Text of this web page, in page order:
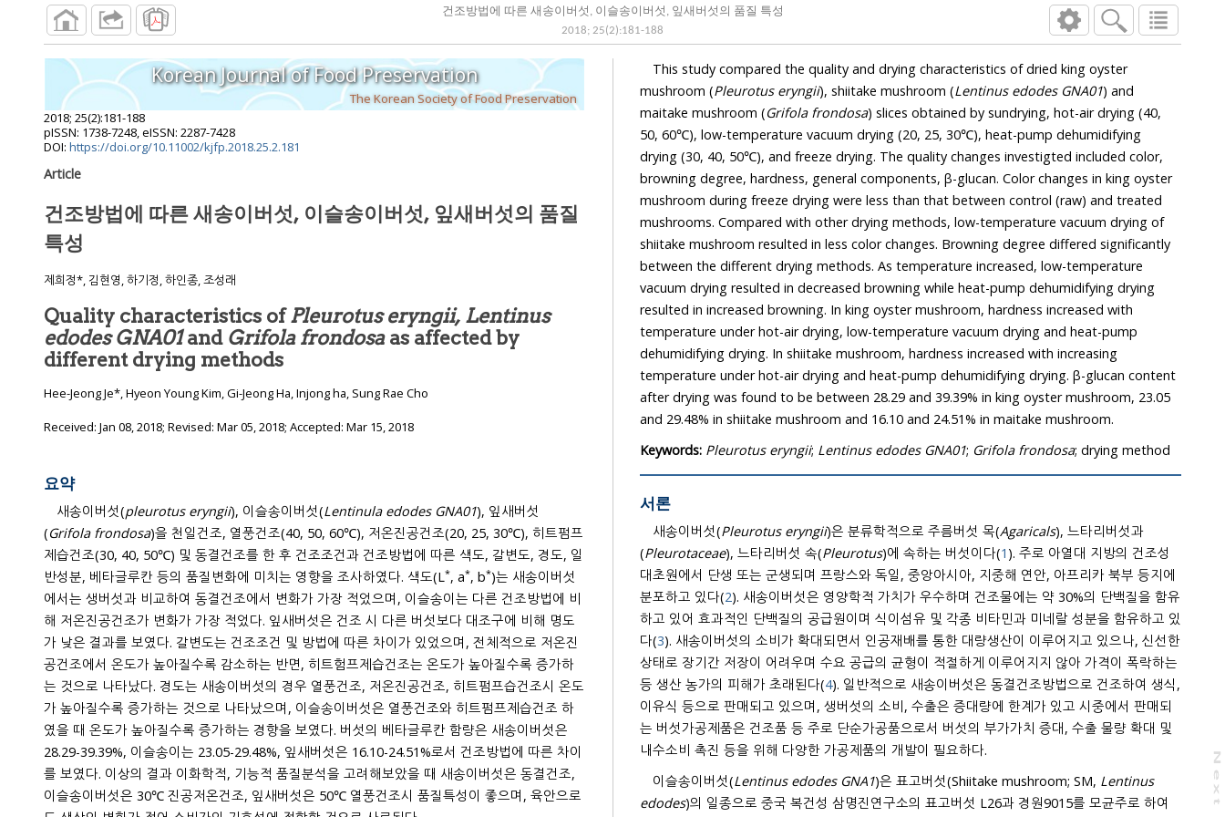
건조방법에 따른 새송이버섯, 이슬송이버섯, 잎새버섯의 품질 특성
2018; 25(2):181-188
N
e
x
t
a
g
Korean Journal of Food Preservation
The Korean Society of Food Preservation
2018; 25(2):181-188
pISSN: 1738-7248, eISSN: 2287-7428
DOI: https://doi.org/10.11002/kjfp.2018.25.2.181
Article
건조방법에 따른 새송이버섯, 이슬송이버섯, 잎새버섯의 품질
특성
제희정*, 김현영, 하기정, 하인종, 조성래
Quality characteristics ofPleurotus eryngii, Lentinus
edodes GNA01and Grifola frondosaas affected by
different drying methods
Hee-Jeong Je*, Hyeon Young Kim, Gi-Jeong Ha, Injong ha, Sung Rae Cho
Received: Jan 08, 2018; Revised: Mar 05, 2018; Accepted: Mar 15, 2018
요약
새송이버섯(pleurotus eryngii), 이슬송이버섯(Lentinula edodes GNA01), 잎새버섯
(Grifola frondosa)을 천일건조, 열풍건조(40, 50, 60℃), 저온진공건조(20, 25, 30℃), 히트펌프
제습건조(30, 40, 50℃) 및 동결건조를 한 후 건조조건과 건조방법에 따른 색도, 갈변도, 경도, 일
반성분, 베타글루칸 등의 품질변화에 미치는 영향을 조사하였다. 색도(L*, a*, b*)는 새송이버섯
에서는 생버섯과 비교하여 동결건조에서 변화가 가장 적었으며, 이슬송이는 다른 건조방법에 비
해 저온진공건조가 변화가 가장 적었다. 잎새버섯은 건조 시 다른 버섯보다 대조구에 비해 명도
가 낮은 결과를 보였다. 갈변도는 건조조건 및 방법에 따른 차이가 있었으며, 전체적으로 저온진
공건조에서 온도가 높아질수록 감소하는 반면, 히트험프제습건조는 온도가 높아질수록 증가하
는 것으로 나타났다. 경도는 새송이버섯의 경우 열풍건조, 저온진공건조, 히트펌프습건조시 온도
가 높아질수록 증가하는 것으로 나타났으며, 이슬송이버섯은 열풍건조와 히트펌프제습건조 하
였을 때 온도가 높아질수록 증가하는 경향을 보였다. 버섯의 베타글루칸 함량은 새송이버섯은
28.29-39.39%, 이슬송이는 23.05-29.48%, 잎새버섯은 16.10-24.51%로서 건조방법에 따른 차이
를 보였다. 이상의 결과 이화학적, 기능적 품질분석을 고려해보았을 때 새송이버섯은 동결건조,
이슬송이버섯은 30℃ 진공저온건조, 잎새버섯은 50℃ 열풍건조시 품질특성이 좋으며, 육안으로
This study compared the quality and drying characteristics of dried king oyster
mushroom (Pleurotus eryngii), shiitake mushroom (Lentinus edodes GNA01) and
maitake mushroom (Grifola frondosa) slices obtained by sundrying, hot-air drying (40,
50, 60℃), low-temperature vacuum drying (20, 25, 30℃), heat-pump dehumidifying
drying (30, 40, 50℃), and freeze drying. The quality changes investigted included color,
browning degree, hardness, general components, β-glucan. Color changes in king oyster
mushroom during freeze drying were less than that between control (raw) and treated
mushrooms. Compared with other drying methods, low-temperature vacuum drying of
shiitake mushroom resulted in less color changes. Browning degree differed significantly
between the different drying methods. As temperature increased, low-temperature
vacuum drying resulted in decreased browning while heat-pump dehumidifying drying
resulted in increased browning. In king oyster mushroom, hardness increased with
temperature under hot-air drying, low-temperature vacuum drying and heat-pump
dehumidifying drying. In shiitake mushroom, hardness increased with increasing
temperature under hot-air drying and heat-pump dehumidifying drying. β-glucan content
after drying was found to be between 28.29 and 39.39% in king oyster mushroom, 23.05
and 29.48% in shiitake mushroom and 16.10 and 24.51% in maitake mushroom.
Keywords: Pleurotus eryngii; Lentinus edodes GNA01; Grifola frondosa; drying method
서론
새송이버섯(Pleurotus eryngii)은 분류학적으로 주름버섯 목(Agaricals), 느타리버섯과
(Pleurotaceae), 느타리버섯 속(Pleurotus)에 속하는 버섯이다(1 ). 주로 아열대 지방의 건조성
대초원에서 단생 또는 군생되며 프랑스와 독일, 중앙아시아, 지중해 연안, 아프리카 북부 등지에
분포하고 있다(2). 새송이버섯은 영양학적 가치가 우수하며 건조물에는 약 30%의 단백질을 함유
하고 있어 효과적인 단백질의 공급원이며 식이섬유 및 각종 비타민과 미네랄 성분을 함유하고 있
다(3). 새송이버섯의 소비가 확대되면서 인공재배를 통한 대량생산이 이루어지고 있으나, 신선한
상태로 장기간 저장이 어려우며 수요 공급의 균형이 적절하게 이루어지지 않아 가격이 폭락하는
등 생산 농가의 피해가 초래된다(4). 일반적으로 새송이버섯은 동결건조방법으로 건조하여 생식,
이유식 등으로 판매되고 있으며, 생버섯의 소비, 수출은 증대량에 한계가 있고 시중에서 판매되
는 버섯가공제품은 건조품 등 주로 단순가공품으로서 버섯의 부가가치 증대, 수출 물량 확대 및
내수소비 촉진 등을 위해 다양한 가공제품의 개발이 필요하다.
이슬송이버섯(Lentinus edodes GNA1)은 표고버섯(Shiitake mushroom; SM, Lentinus
edodes)의 일종으로 중국 복건성 삼명진연구소의 표고버섯 L26과 경원9015를 모균주로 하여